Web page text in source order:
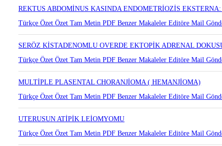
Türkçe ÖzetÖzetTam MetinPDFBenzer MakalelerEditöre Mail
REKTUS ABDOMİNUS KASINDA ENDOMETRİOZİS
Türkçe ÖzetÖzetTam MetinPDFBenzer MakalelerEditöre Mail
SERÖZ KİSTADENOMLU OVERDE EKTOPİK ADRENAL
Türkçe ÖzetÖzetTam MetinPDFBenzer MakalelerEditöre Mail
MULTİPLE PLASENTAL CHORANJİOMA ( HEMANJİOMA)
Türkçe ÖzetÖzetTam MetinPDFBenzer Makaleler
UTERUSUN ATİPİK LEİOMYOMU